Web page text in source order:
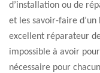
d’installation ou de
et les savoir-faire d’un
excellent réparateur
impossible à avoir
nécessaire pour